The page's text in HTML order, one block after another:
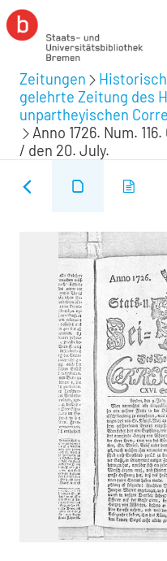
Zeitungen
gelehrte Zeitung des
unpartheyischen
Anno 1726. Num.
/ den 20. July.